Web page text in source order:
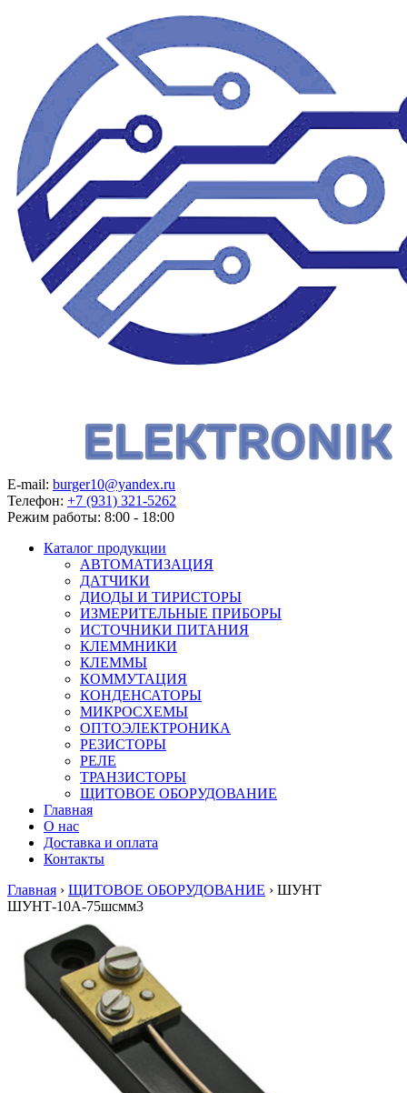
E-mail: burger10@yandex.ru
Телефон: +7 (931) 321-5262
Режим работы: 8:00 - 18:00
Каталог продукции
АВТОМАТИЗАЦИЯ
ДАТЧИКИ
ДИОДЫ И ТИРИСТОРЫ
ИЗМЕРИТЕЛЬНЫЕ ПРИБОРЫ
ИСТОЧНИКИ ПИТАНИЯ
КЛЕММНИКИ
КЛЕММЫ
КОММУТАЦИЯ
КОНДЕНСАТОРЫ
МИКРОСХЕМЫ
ОПТОЭЛЕКТРОНИКА
РЕЗИСТОРЫ
РЕЛЕ
ТРАНЗИСТОРЫ
ЩИТОВОЕ ОБОРУДОВАНИЕ
Главная
О нас
Доставка и оплата
Контакты
Главная › ЩИТОВОЕ ОБОРУДОВАНИЕ › ШУНТ
ШУНТ-10А-75шсмм3